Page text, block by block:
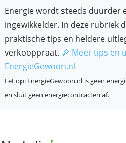
Energie wordt steeds duurder
ingewikkelder. In deze rubriek
praktische tips en heldere
verkooppraat. 🔎 Meer tips en
EnergieGewoon.nl
Let op: EnergieGewoon.nl is geen
en sluit geen energiecontracten af.